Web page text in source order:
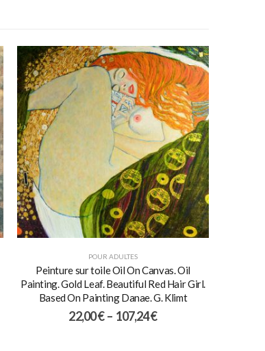
POUR ADULTES
Peinture sur toile Oil On Canvas. Oil
Painting. Gold Leaf. Beautiful Red Hair Girl.
Based On Painting Danae. G. Klimt
22,00€ – 107,24€